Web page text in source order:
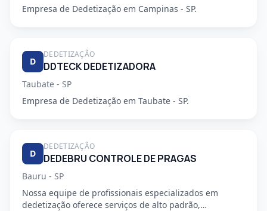
Empresa de Dedetização em Campinas - SP.
D
DEDETIZAÇÃO
DDTECK DEDETIZADORA
Taubate - SP
Empresa de Dedetização em Taubate - SP.
D
DEDETIZAÇÃO
DEDEBRU CONTROLE DE PRAGAS
Bauru - SP
Nossa equipe de profissionais especializados em
dedetização oferece serviços de alto padrão,